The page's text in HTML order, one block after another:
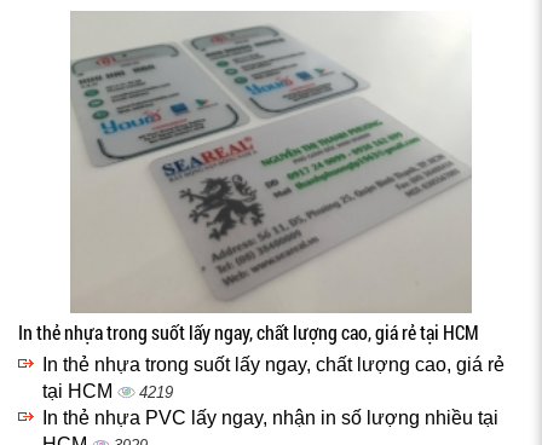
In thẻ nhựa trong suốt lấy ngay, chất lượng cao, giá rẻ tại HCM
In thẻ nhựa trong suốt lấy ngay, chất lượng cao, giá rẻ
tại HCM
4219
In thẻ nhựa PVC lấy ngay, nhận in số lượng nhiều tại